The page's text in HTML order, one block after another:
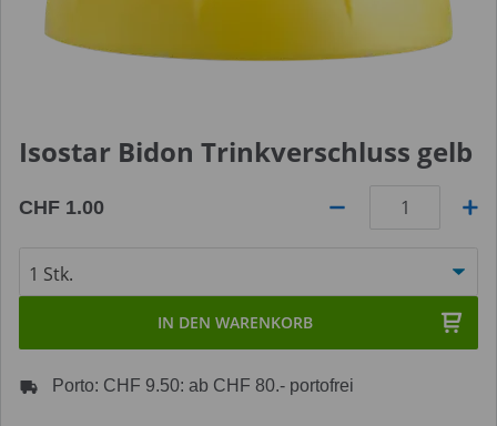
Isostar Bidon Trinkverschluss gelb
CHF 1.00
IN DEN WARENKORB
Porto: CHF 9.50: ab CHF 80.- portofrei